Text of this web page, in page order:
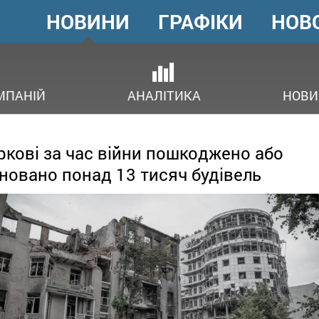
ГОЛОВНЕ
МЕНЮ
НОВИНИ
АНАЛІТИКА
ГРАФІКИ
за час війни пошкоджено або
понад 13 тисяч будівель